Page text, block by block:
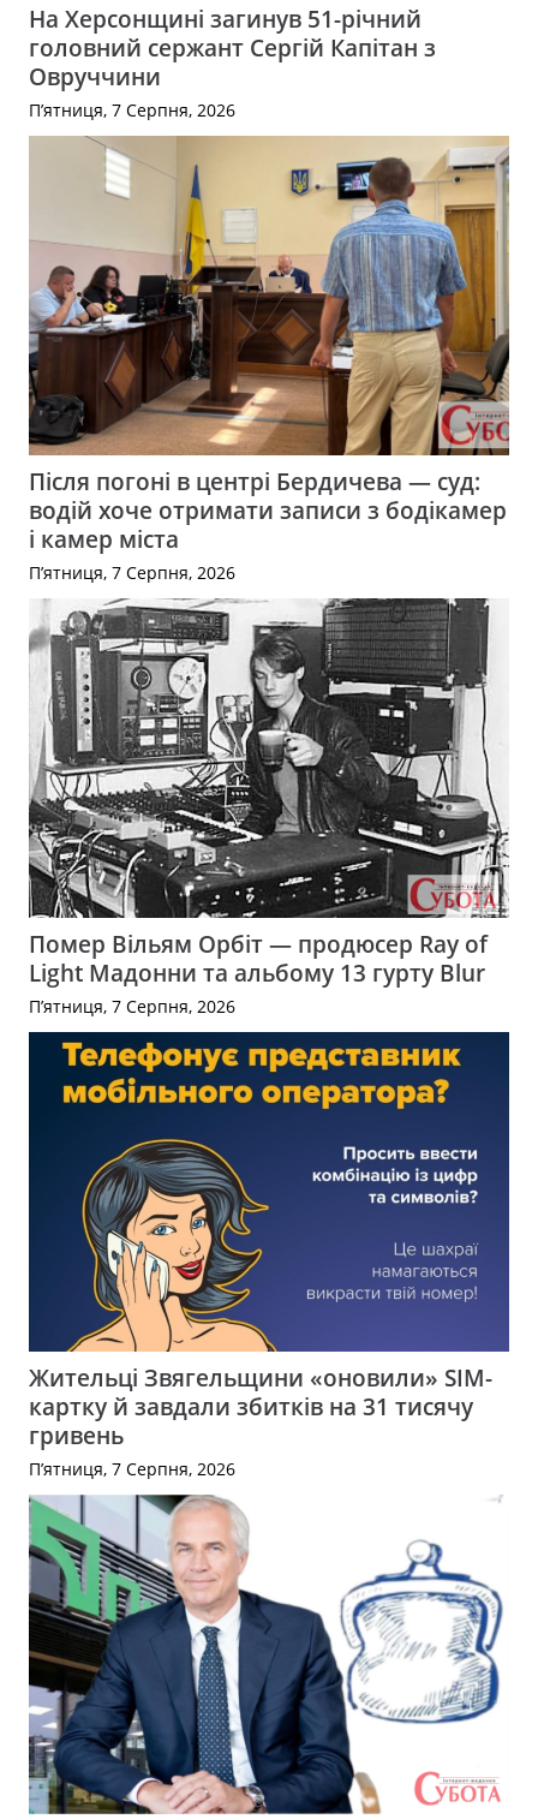
На Херсонщині загинув 51-річний
головний сержант Сергій Капітан з
Овруччини
П’ятниця, 7 Серпня, 2026
Після погоні в центрі Бердичева — суд:
водій хоче отримати записи з бодікамер
і камер міста
П’ятниця, 7 Серпня, 2026
Помер Вільям Орбіт — продюсер Ray of
Light Мадонни та альбому 13 гурту Blur
П’ятниця, 7 Серпня, 2026
Жительці Звягельщини «оновили» SIM-
картку й завдали збитків на 31 тисячу
гривень
П’ятниця, 7 Серпня, 2026